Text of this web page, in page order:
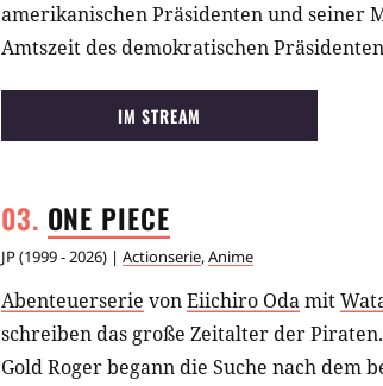
amerikanischen Präsidenten und
Amtszeit des demokratischen
IM STREAM
ONE PIECE
JP(1999 - 2026) | Actionserie,Anime
Abenteuerserie vonEiichiro Odamit
schreiben das große Zeitalter der
Gold Roger begann die Suche nach dem